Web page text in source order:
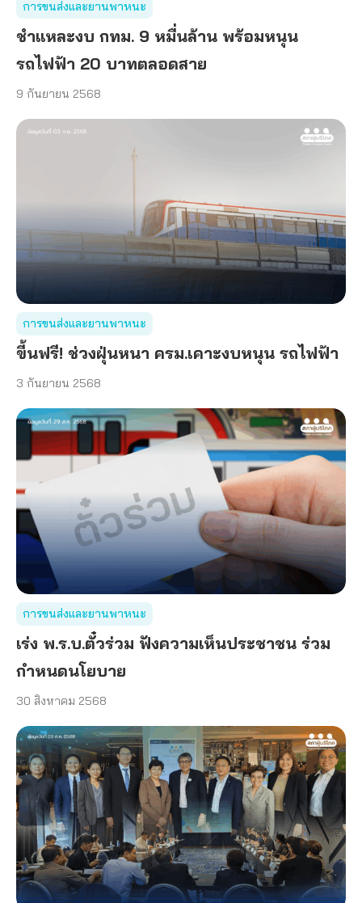
การขนส่งและยานพาหนะ
ชำแหละงบ กทม. 9 หมื่นล้าน พร้อมหนุน
รถไฟฟ้า 20 บาทตลอดสาย
9 กันยายน 2568
การขนส่งและยานพาหนะ
ขี้นฟรี! ช่วงฝุ่นหนา ครม.เคาะงบหนุน รถไฟฟ้า
3 กันยายน 2568
การขนส่งและยานพาหนะ
เร่ง พ.ร.บ.ตั๋วร่วม ฟังความเห็นประชาชน ร่วม
กำหนดนโยบาย
30 สิงหาคม 2568